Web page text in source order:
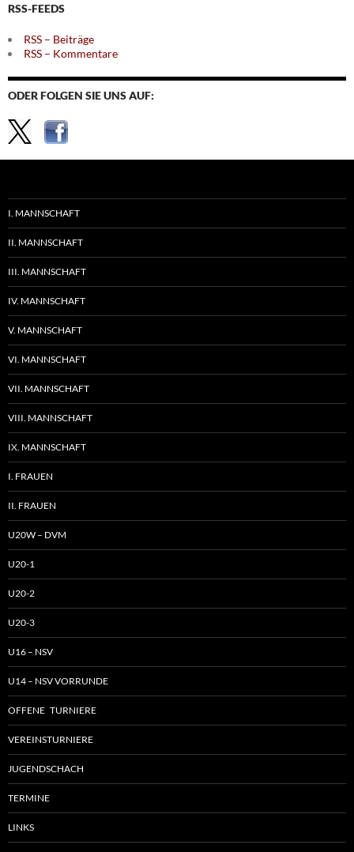
RSS-FEEDS
RSS – Beiträge
RSS – Kommentare
ODER FOLGEN SIE UNS AUF:
I. MANNSCHAFT
II. MANNSCHAFT
III. MANNSCHAFT
IV. MANNSCHAFT
V. MANNSCHAFT
VI. MANNSCHAFT
VII. MANNSCHAFT
VIII. MANNSCHAFT
IX. MANNSCHAFT
I. FRAUEN
II. FRAUEN
U20W – DVM
U20-1
U20-2
U20-3
U16 – NSV
U14 – NSV VORRUNDE
OFFENE TURNIERE
VEREINSTURNIERE
JUGENDSCHACH
TERMINE
LINKS